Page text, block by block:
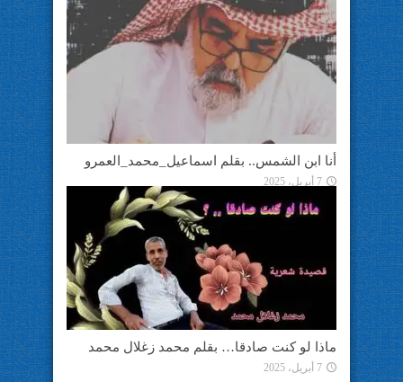
أنا ابن الشمس.. بقلم اسماعيل_محمد_العمرو
7 أبريل، 2025
ماذا لو كنت صادقا… بقلم محمد زغلال محمد
7 أبريل، 2025